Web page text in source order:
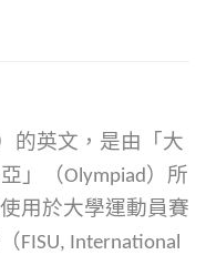
的英文，是由「大
」（Olympiad）所
用於大學運動員賽
FISU, International